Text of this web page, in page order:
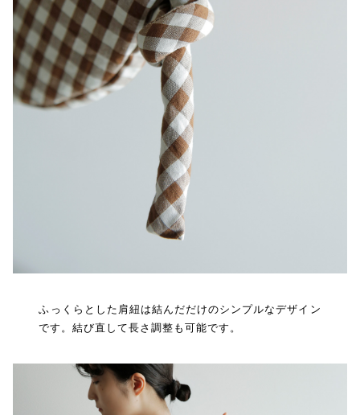
ふっくらとした肩紐は結んだだけのシンプルなデザイン
です。結び直して長さ調整も可能です。